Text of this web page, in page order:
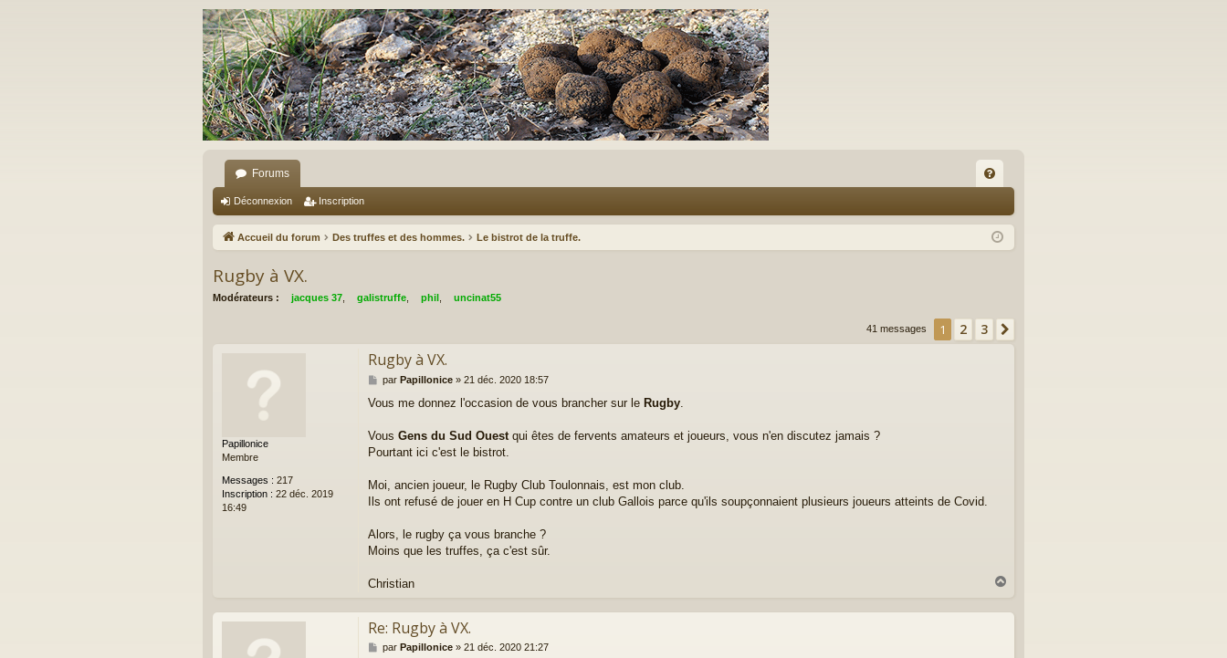
Forums
Q
Déconnexion Inscription
Accueil du forum Des truffes et des hommes. Le bistrot de la truffe.
Rugby à VX.
Modérateurs : jacques 37 galistruffe phil uncinat55
41 messages 1 2 3
Papillonice
Membre
Messages : 217
Inscription : 22 déc. 2019
16:49
Rugby à VX.
M
s
a
par Papillonice» 21 déc. 2020 18:57
Vous me donnez l'occasion de vous brancher sur le Rugby
Vous Gens du Sud Ouest qui êtes de fervents amateurs et joueurs, vous n'en discutez jamais ?
Pourtant ici c'est le bistrot.
Moi, ancien joueur, le Rugby Club Toulonnais, est mon club.
Ils ont refusé de jouer en H Cup contre un club Gallois parce qu'ils soupçonnaient plusieurs joueurs atteints de Covid.
Alors, le rugby ça vous branche ?
Moins que les truffes, ça c'est sûr.
Christian
u
Re: Rugby à VX.
M
par Papillonice» 21 déc. 2020 21:27